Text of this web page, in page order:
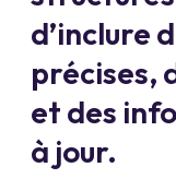
d’inclure
précises,
et des
à jour.